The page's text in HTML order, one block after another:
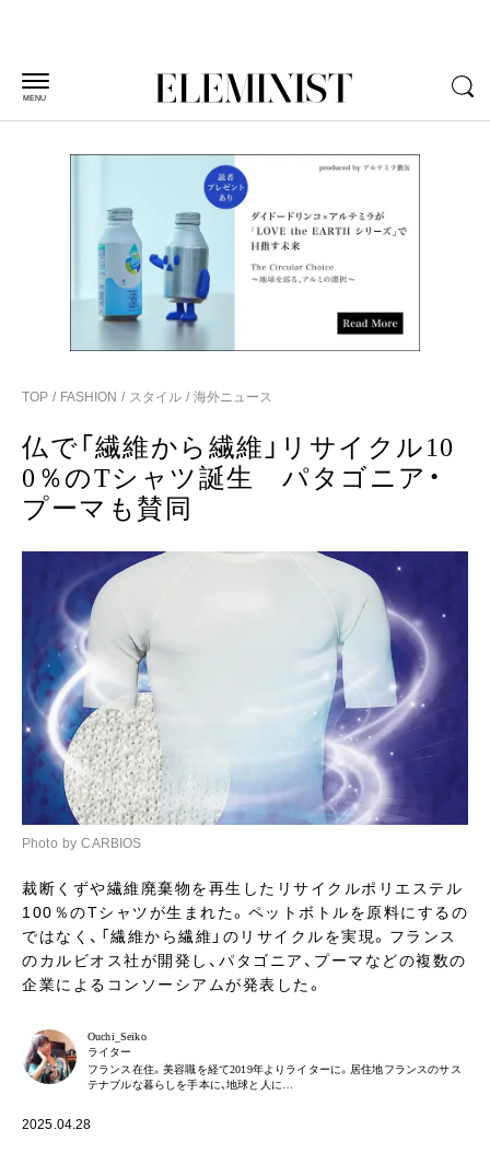
MENU
TOP FASHION スタイル 海外ニュース
仏で「繊維から繊維」リサイクル10
0％のTシャツ誕生 パタゴニア・
プーマも賛同
Photo by CARBIOS
裁断くずや繊維廃棄物を再生したリサイクルポリエステル
100％のTシャツが生まれた。ペットボトルを原料にするの
ではなく、「繊維から繊維」のリサイクルを実現。フランス
のカルビオス社が開発し、パタゴニア、プーマなどの複数の
企業によるコンソーシアムが発表した。
Ouchi_Seiko
ライター
フランス在住。美容職を経て2019年よりライターに。居住地フランスのサス
テナブルな暮らしを手本に、地球と人に…
2025.04.28